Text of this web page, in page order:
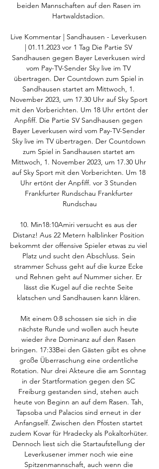
beiden Mannschaften auf den Rasen im
Hartwaldstadion.
Live Kommentar | Sandhausen - Leverkusen
| 01.11.2023 vor 1 Tag Die Partie SV
Sandhausen gegen Bayer Leverkusen wird
vom Pay-TV-Sender Sky live im TV
übertragen. Der Countdown zum Spiel in
Sandhausen startet am Mittwoch, 1.
November 2023, um 17.30 Uhr auf Sky Sport
mit den Vorberichten. Um 18 Uhr ertönt der
Anpfiff. Die Partie SV Sandhausen gegen
Bayer Leverkusen wird vom Pay-TV-Sender
Sky live im TV übertragen. Der Countdown
zum Spiel in Sandhausen startet am
Mittwoch, 1. November 2023, um 17.30 Uhr
auf Sky Sport mit den Vorberichten. Um 18
Uhr ertönt der Anpfiff. vor 3 Stunden
Frankfurter Rundschau Frankfurter
Rundschau
10. Min18:10Amiri versucht es aus der
Distanz! Aus 22 Metern halblinker Position
bekommt der offensive Spieler etwas zu viel
Platz und sucht den Abschluss. Sein
strammer Schuss geht auf die kurze Ecke
und Rehnen geht auf Nummer sicher. Er
lässt die Kugel auf die rechte Seite
klatschen und Sandhausen kann klären.
Mit einem 0:8 schossen sie sich in die
nächste Runde und wollen auch heute
wieder ihre Dominanz auf den Rasen
bringen. 17:33Bei den Gästen gibt es ohne
große Überraschung eine ordentliche
Rotation. Nur drei Akteure die am Sonntag
in der Startformation gegen den SC
Freiburg gestanden sind, stehen auch
heute von Beginn an auf dem Rasen. Tah,
Tapsoba und Palacios sind erneut in der
Anfangself. Zwischen den Pfosten startet
zudem Kovar für Hradecky als Pokaltorhüter.
Dennoch liest sich die Startaufstellung der
Leverkusener immer noch wie eine
Spitzenmannschaft, auch wenn die